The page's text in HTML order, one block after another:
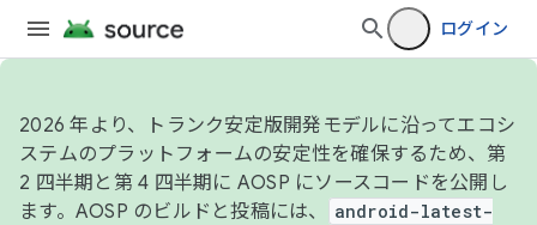
ログイン
2026 年より、トランク安定版開発モデルに沿ってエコシ
ステムのプラットフォームの安定性を確保するため、第
2 四半期と第 4 四半期に AOSP にソースコードを公開し
ます。AOSP のビルドと投稿には、
android-latest-